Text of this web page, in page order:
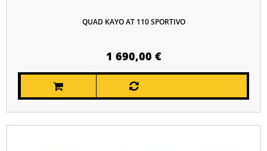
QUAD KAYO AT 110 SPORTIVO
1 690,00 €